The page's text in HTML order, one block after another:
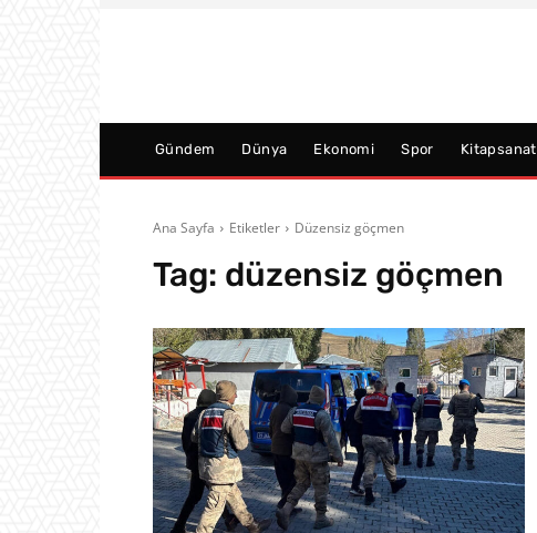
Gündem Dünya Ekonomi Spor Kitapsanat
Ana Sayfa Etiketler Düzensiz göçmen
Tag: düzensiz göçmen